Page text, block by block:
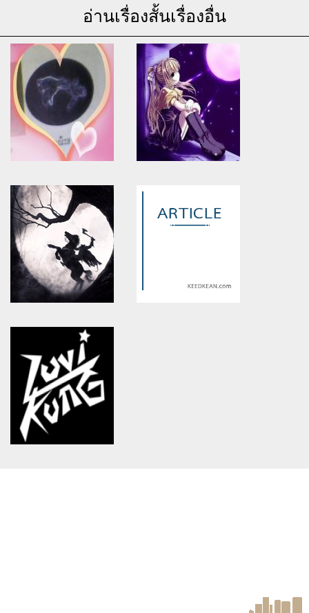
อ่านเรื่องสั้นเรื่องอื่น
Warning: Use of undefined
constant article_topic -
assumed 'article_topic' (this
will throw an Error in a future
version of PHP) in
/home/keedkean/domains/keedkean.com/public_html/include/article/
on line534
สิ่งที่เขาสิ่งว่าเซลล์
assumed 'article_topic' (this
will throw an Error in a future
Warning: Use of undefined
constant article_topic -
assumed 'article_topic' (this
will throw an Error in a future
version of PHP) in
/home/keedkean/domains/keedkean.com/public_html/include/article/
on line534
คำพิพาทษาของซาตาน